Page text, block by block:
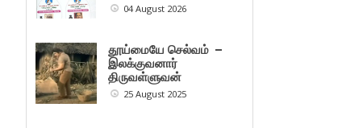
04 August 2026
தூய்மையே செல்வம் –
இலக்குவனார்
திருவள்ளுவன்
25 August 2025